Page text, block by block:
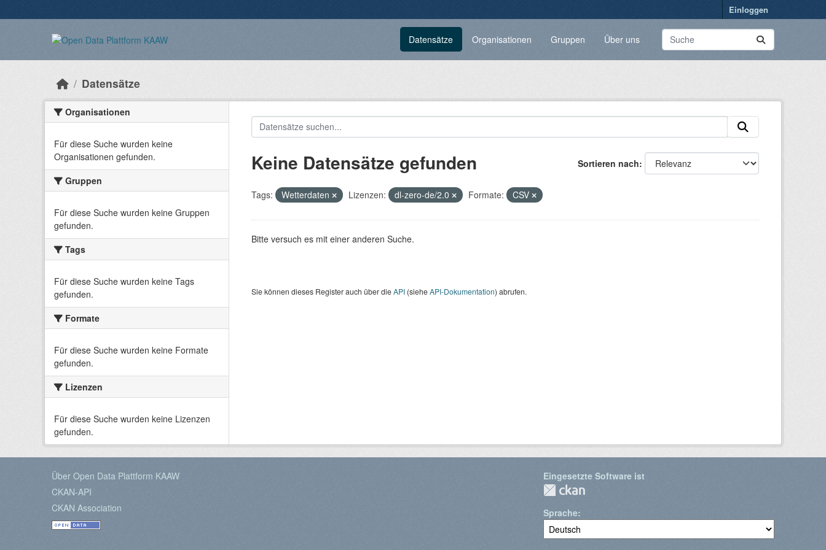
Einloggen
Datensätze Organisationen Gruppen Über uns
Datensätze
Organisationen
Für diese Suche wurden keine
Organisationen gefunden.
Gruppen
Für diese Suche wurden keine Gruppen
gefunden.
Tags
Für diese Suche wurden keine Tags
gefunden.
Formate
Für diese Suche wurden keine Formate
gefunden.
Lizenzen
Für diese Suche wurden keine Lizenzen
gefunden.
Sortieren nach
Keine Datensätze gefunden
Tags: Wetterdaten Lizenzen: dl-zero-de/2.0 Formate: CSV
Bitte versuch es mit einer anderen Suche.
Sie können dieses Register auch über dieAPI(sieheAPI-Dokumentation) abrufen.
Über Open Data Plattform KAAW
CKAN-API
CKAN Association
Eingesetzte Software ist
Sprache